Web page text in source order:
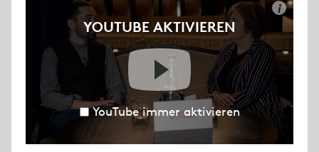
YOUTUBE AKTIVIEREN
i
YouTube immer aktivieren